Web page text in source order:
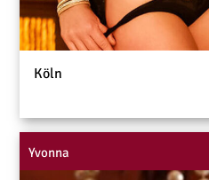
Köln
Yvonna